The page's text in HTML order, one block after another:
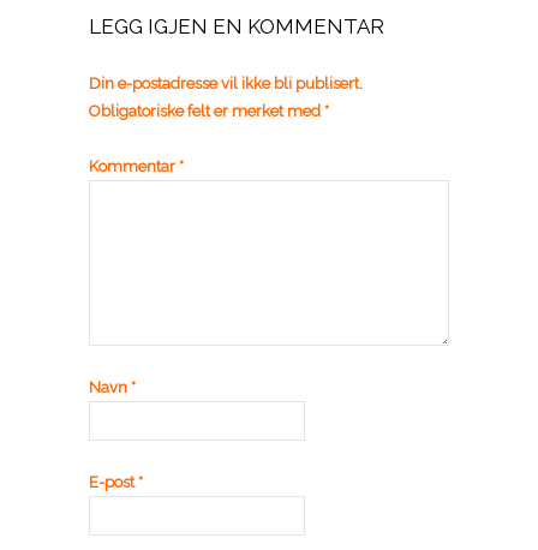
LEGG IGJEN EN KOMMENTAR
Din e-postadresse vil ikke bli publisert.
Obligatoriske felt er merket med *
Kommentar *
Navn *
E-post*